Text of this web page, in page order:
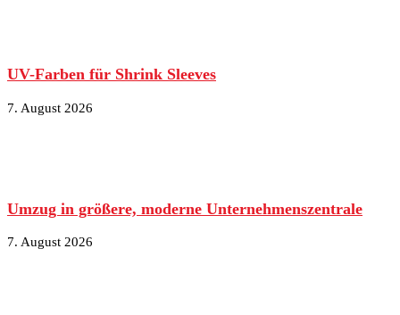
UV-Farben für Shrink Sleeves
7. August 2026
Umzug in größere, moderne Unternehmenszentrale
7. August 2026